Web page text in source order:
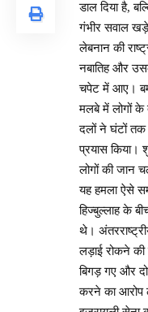
डाल दिया है,
गंभीर सवाल
लेबनान की
नबातिह और
चपेट में आए।
मलबे में लोगों के
दलों ने घंटों तक
प्रयास किया।
लोगों की जान
यह हमला ऐसे
हिज्बुल्लाह के
थे।
लड़ाई रोकने की
बिगड़ गए और
करने का आरोप